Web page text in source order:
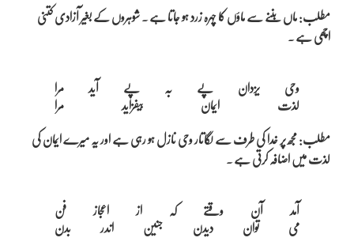
مطلب: ماں بننے سے ماؤں کا چہرہ زرد ہو جاتا ہے ۔ شوہروں کے بغیر آزادی کتنی
اچھی ہے ۔
وحی یزدان پے بہ پے آید مرا
مطلب: مجھ پر خدا کی طرف سے لگاتار وحی نازل ہو رہی ہے اور یہ میرے ایمان کی
لذت میں اضافہ کرتی ہے ۔
آمد آن وقتے کہ از اعجاز فن